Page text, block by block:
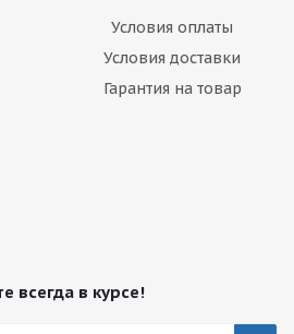
Условия оплаты
Условия доставки
Гарантия на товар
всегда в курсе!